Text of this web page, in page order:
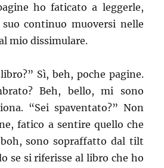
ho faticato a leggerle,
continuo muoversi nelle
mio dissimulare.
Sì, beh, poche pagine.
Beh, bello, mi sono
“Sei spaventato?” Non
fatico a sentire quello che
sono sopraffatto dal tilt
se si riferisse al libro che ho